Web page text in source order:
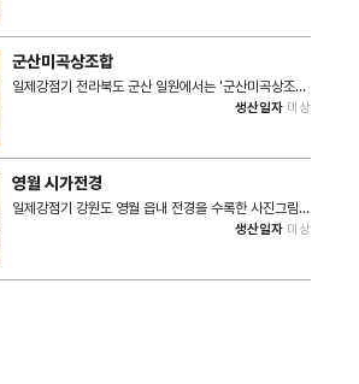
교 위치에 조선시대 관아와 객사 건물이 아직 존재하는
것으로 보아 1910년대 초중반경의 모습이 담긴 자료로
추정할 수 있다. 그러나 객사 윗편 오늘날 중앙공원 자리
에 마땅히 있어야할 취원루가 보이지 않고, 시가지는 물
론이고 중앙공원 부근에 대규모 벚나무가 식재된 것으로
비춰볼 때, 정확한 발행연도를 추정하기 난해하다.
군산미곡상조합
일제강점기 전라북도 군산 일원에서는 '군산미곡상조
합'을 중심으로 미곡이 거래되는 현물 거래 시장이 활황
특정 집단의 이익을 대변하는 단체로 변질되었다. 본 기
록 속 군산미곡상조합은 1910~1920년대 사이의 모습
을 담은 사진그림엽서로 추정된다.
생산일자 미상
영월 시가전경
일제강점기 강원도 영월 읍내 전경을 수록한 사진그림엽
성이다. 기록 중앙부에 오늘날까지 남아있는 '영월부 관
생산일자 미상